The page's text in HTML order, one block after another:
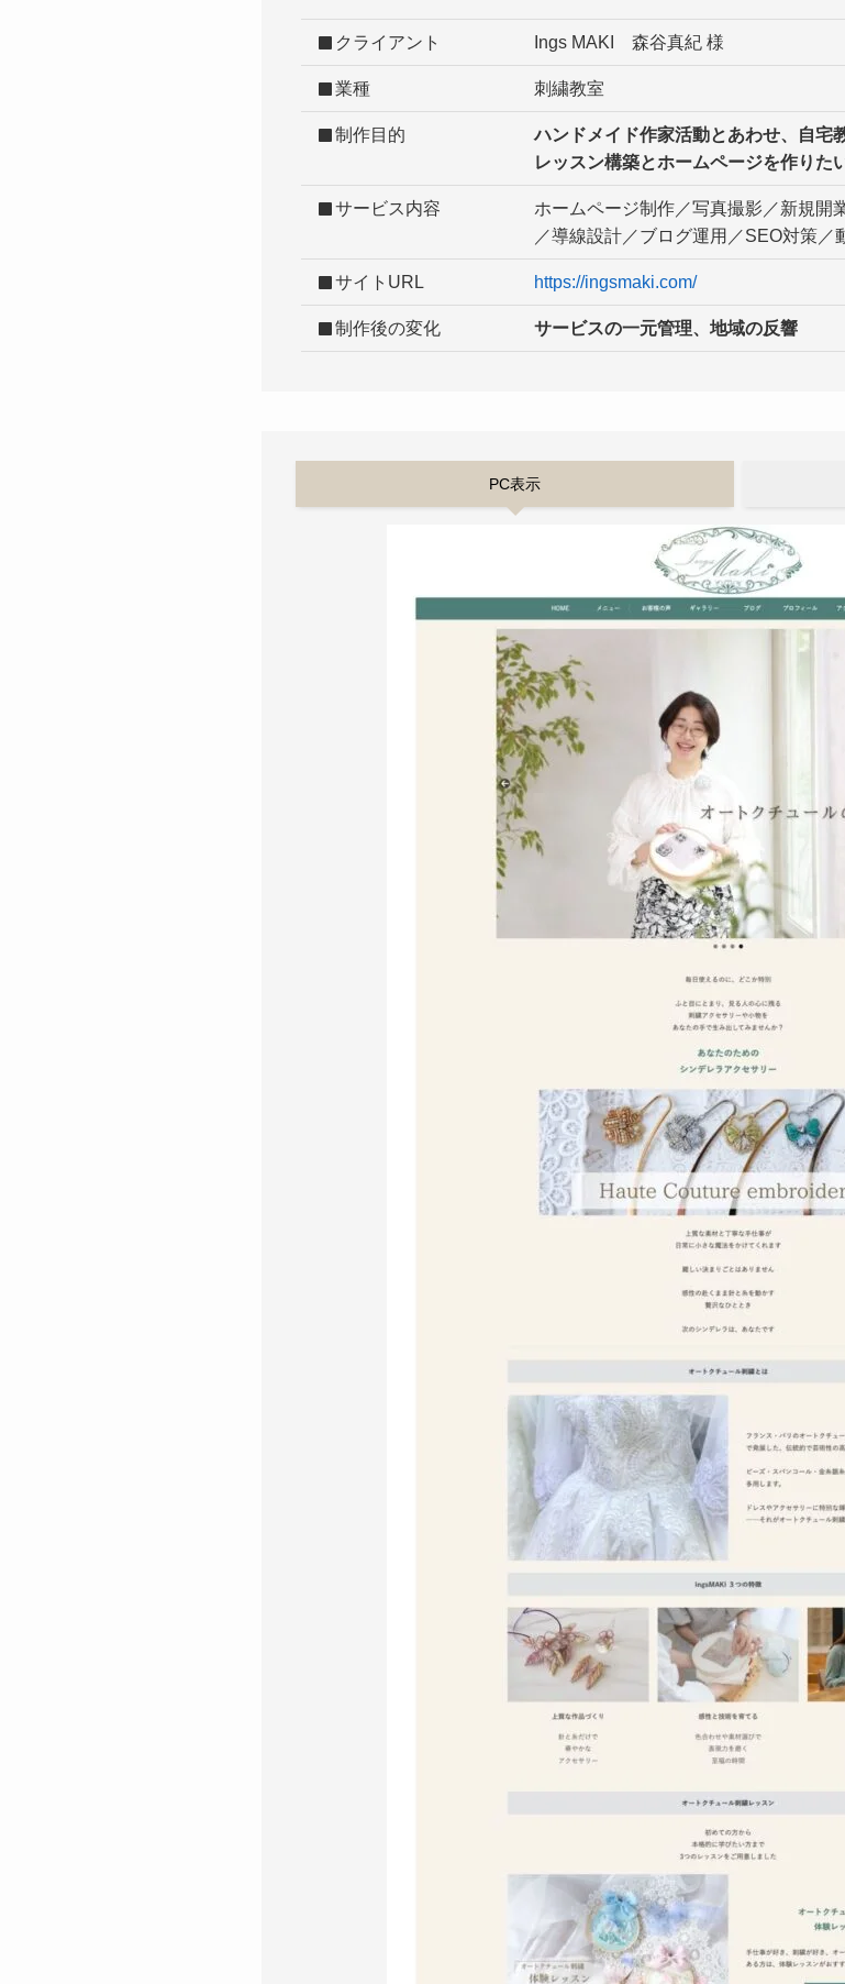
クライアント Ings MAKI 森谷真紀 様
業種 刺繍教室
制作目的
ハンドメイド作家活動とあわせ、自宅
レッスン構築とホームページを作りたい
サービス内容
ホームページ制作／写真撮影／新規開
／導線設計／ブログ運用／SEO対策／
サイトURL https://ingsmaki.com/
制作後の変化 サービスの一元管理、地域の反響
PC表示